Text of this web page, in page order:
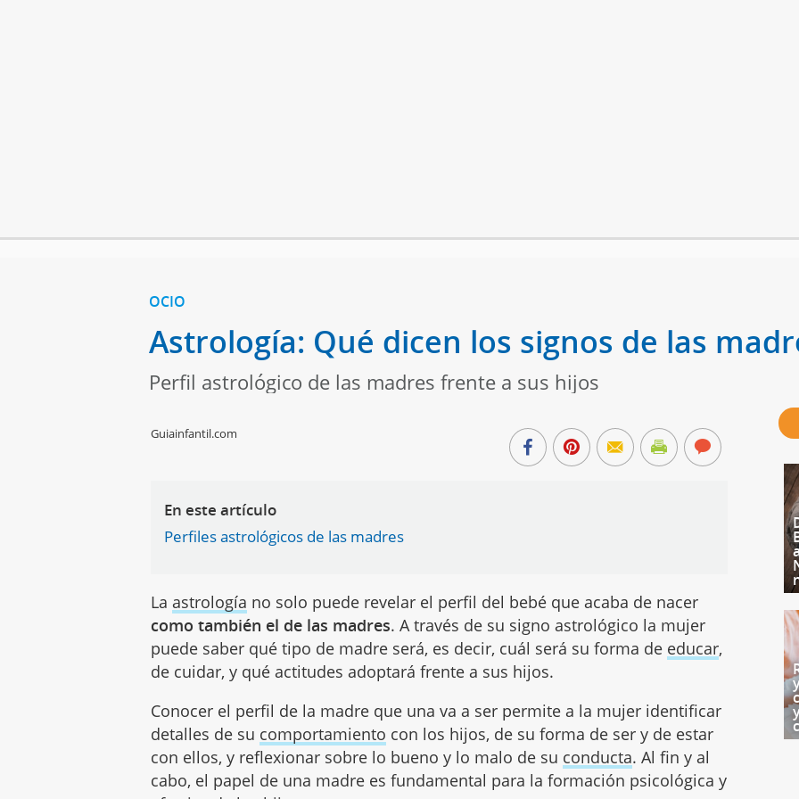
OCIO
Astrología: Qué dicen los signos de las
Perfil astrológico de las madres frente a sus hijos
Guiainfantil.com
En este artículo
Perfiles astrológicos de las madres
La astrología no solo puede revelar el perfil del bebé que acaba de nacer
como también el de las madres. A través de su signo astrológico la mujer
puede saber qué tipo de madre será, es decir, cuál será su forma de educar,
de cuidar, y qué actitudes adoptará frente a sus hijos.
Conocer el perfil de la madre que una va a ser permite a la mujer identificar
detalles de su comportamiento con los hijos, de su forma de ser y de estar
con ellos, y reflexionar sobre lo bueno y lo malo de su conducta. Al fin y al
cabo, el papel de una madre es fundamental para la formación psicológica y